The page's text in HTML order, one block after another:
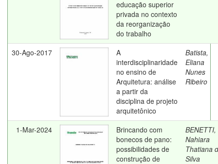
educação superior
privada no contexto
da reorganização
do trabalho
30-Ago-2017
A
interdisciplinaridade
no ensino de
Arquitetura: análise
a partir da
disciplina de projeto
arquitetônico
Batista,
Eliana
Nunes
Ribeiro
1-Mar-2024
Brincando com
bonecos de pano:
possibilidades de
construção de
BENETTI,
Nahiara
Thatiana
Silva